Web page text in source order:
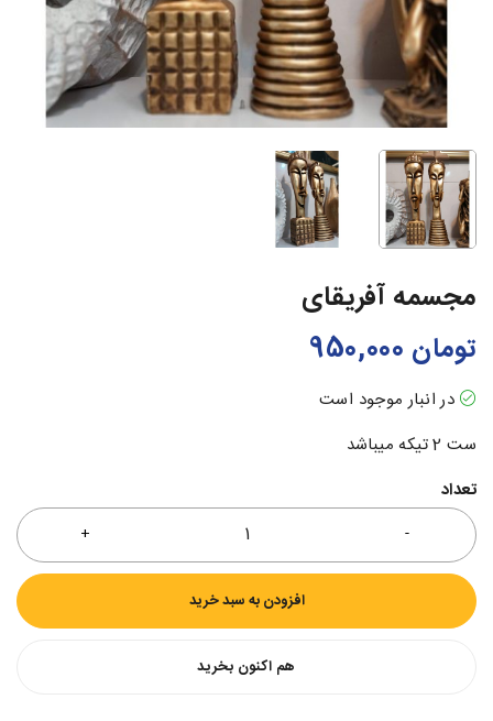
مجسمه آفریقای
تومان
در انبار موجود است
ست 2 تیکه میباشد
تعداد
افزودن به سبد خرید
هم اکنون بخرید